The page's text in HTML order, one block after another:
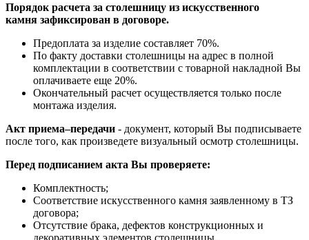
Порядок расчета за столешницу из искусственного
камня зафиксирован в договоре.
Предоплата за изделие составляет 70%.
По факту доставки столешницы на адрес в полной
комплектации в соответствии с товарной накладной Вы
оплачиваете еще 20%.
Окончательный расчет осуществляется только после
монтажа изделия.
Акт приема–передачи - документ, который Вы подписываете
после того, как произведете визуальный осмотр столешницы.
Перед подписанием акта Вы проверяете:
Комплектность;
Cоответствие искусственного камня заявленному в ТЗ
договора;
Отсутствие брака, дефектов конструкционных и
декоративных элементов столешницы.